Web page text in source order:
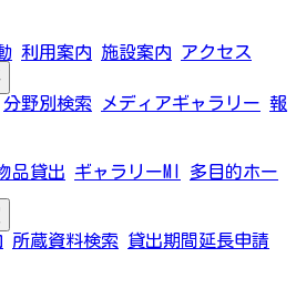
利用案内 施設案内 アクセス
分野別検索 メディアギャラリー 報
品貸出 ギャラリーMI
多目的ホー
所蔵資料検索
貸出期間延長申請